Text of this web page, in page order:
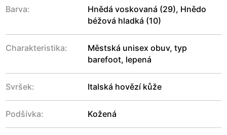
Barva:
Hnědá voskovaná (29), Hnědo
béžová hladká (10)
Charakteristika:
Městská unisex obuv, typ
barefoot, lepená
Svršek: Italská hovězí kůže
Podšívka: Kožená